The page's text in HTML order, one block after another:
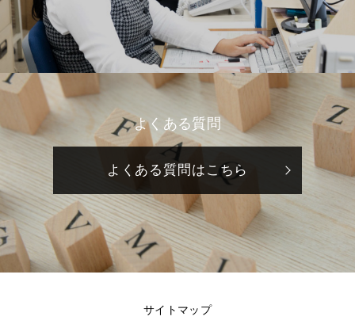
よくある質問
よくある質問はこちら
サイトマップ